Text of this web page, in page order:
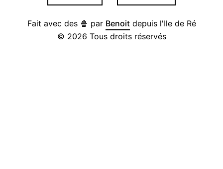
Fait avec des 🍿 par Benoitdepuis l'Ile de Ré
© 2026 Tous droits réservés